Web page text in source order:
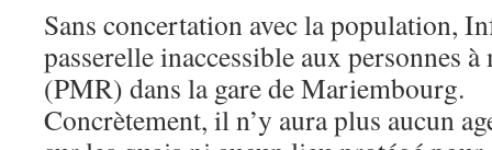
Sans concertation avec la population,
passerelle inaccessible aux personnes
(PMR) dans la gare de Mariembourg.
Concrètement, il n’y aura plus aucun